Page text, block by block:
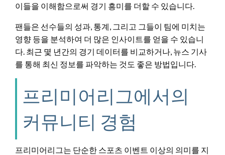
이들을 이해함으로써 경기 흥미를 더할 수 있습니다.
팬들은 선수들의 성과, 통계, 그리고 그들이 팀에 미치는
영향 등을 분석하여 더 많은 인사이트를 얻을 수 있습니
다. 최근 몇 년간의 경기 데이터를 비교하거나, 뉴스 기사
를 통해 최신 정보를 파악하는 것도 좋은 방법입니다.
프리미어리그에서의
커뮤니티 경험
프리미어리그는 단순한 스포츠 이벤트 이상의 의미를 지